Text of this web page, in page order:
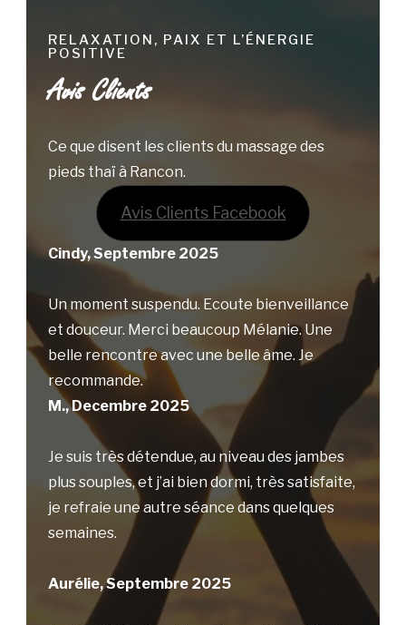
RELAXATION, PAIX ET L’ÉNERGIE
POSITIVE
Avis Clients
Ce que disent les clients du massage des
pieds thaï à Rancon.
Avis Clients Facebook
Cindy, Septembre 2025
Un moment suspendu. Ecoute bienveillance
et douceur. Merci beaucoup Mélanie. Une
belle rencontre avec une belle âme. Je
recommande.
M., Decembre 2025
Je suis très détendue, au niveau des jambes
plus souples, et j’ai bien dormi, très satisfaite,
je refraie une autre séance dans quelques
semaines.
Aurélie, Septembre 2025